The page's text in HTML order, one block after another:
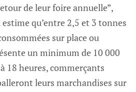
de leur foire annuelle”,
qu’entre 2,5 et 3 tonnes
sur place ou
un minimum de 10 000
18 heures, commerçants
leurs marchandises sur